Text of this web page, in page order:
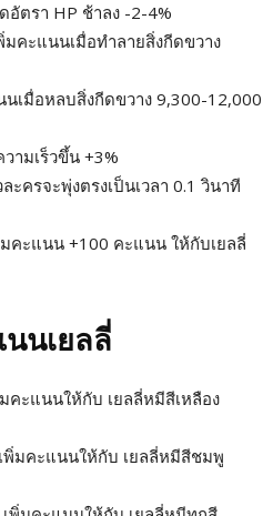
อัตรา HP ช้าลง -2-4%
มคะแนนเมื่อทำลายสิ่งกีดขวาง
นเมื่อหลบสิ่งกีดขวาง 9,300-12,000
ามเร็วขึ้น +3%
ะครจะพุ่งตรงเป็นเวลา 0.1 วินาที
มคะแนน +100 คะแนน ให้กับเยลลี่
นเยลลี่
คะแนนให้กับ เยลลี่หมีสีเหลือง
พิ่มคะแนนให้กับ เยลลี่หมีสีชมพู